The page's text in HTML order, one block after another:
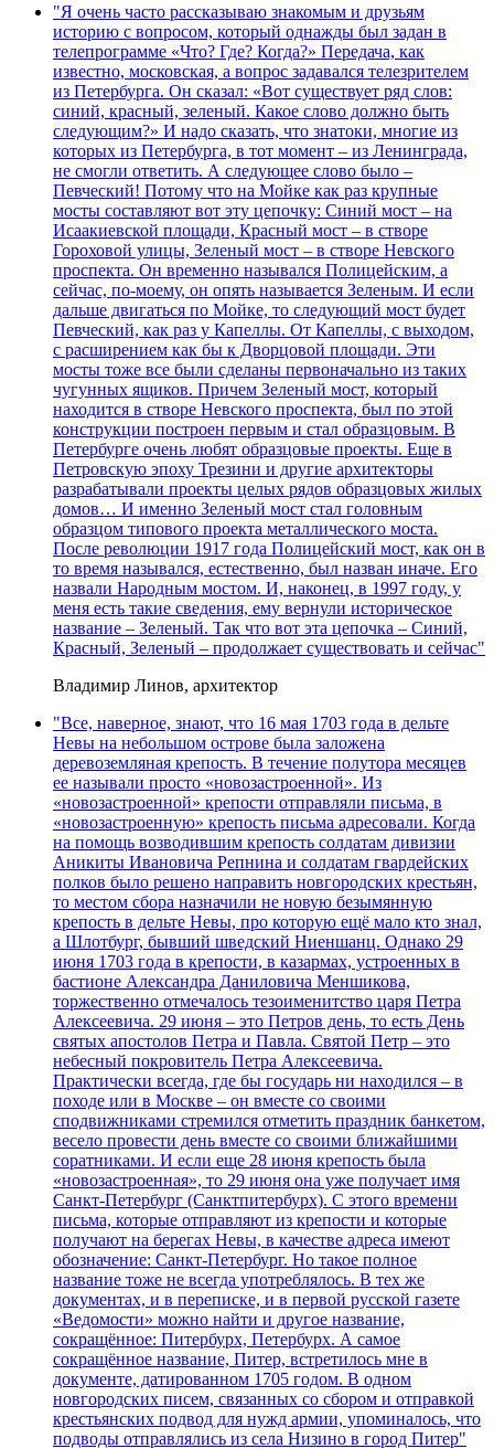
"Я очень часто рассказываю знакомым и друзьям
историю с вопросом, который однажды был задан в
телепрограмме «Что? Где? Когда?» Передача, как
известно, московская, а вопрос задавался телезрителем
из Петербурга. Он сказал: «Вот существует ряд слов:
синий, красный, зеленый. Какое слово должно быть
следующим?» И надо сказать, что знатоки, многие из
которых из Петербурга, в тот момент – из Ленинграда,
не смогли ответить. А следующее слово было –
Певческий! Потому что на Мойке как раз крупные
мосты составляют вот эту цепочку: Синий мост – на
Исаакиевской площади, Красный мост – в створе
Гороховой улицы, Зеленый мост – в створе Невского
проспекта. Он временно назывался Полицейским, а
сейчас, по-моему, он опять называется Зеленым. И если
дальше двигаться по Мойке, то следующий мост будет
Певческий, как раз у Капеллы. От Капеллы, с выходом,
с расширением как бы к Дворцовой площади. Эти
мосты тоже все были сделаны первоначально из таких
чугунных ящиков. Причем Зеленый мост, который
находится в створе Невского проспекта, был по этой
конструкции построен первым и стал образцовым. В
Петербурге очень любят образцовые проекты. Еще в
Петровскую эпоху Трезини и другие архитекторы
разрабатывали проекты целых рядов образцовых жилых
домов… И именно Зеленый мост стал головным
образцом типового проекта металлического моста.
После революции 1917 года Полицейский мост, как он в
то время назывался, естественно, был назван иначе. Его
назвали Народным мостом. И, наконец, в 1997 году, у
меня есть такие сведения, ему вернули историческое
название – Зеленый. Так что вот эта цепочка – Синий,
Красный, Зеленый – продолжает существовать и сейчас"
Владимир Линов, архитектор
"Все, наверное, знают, что 16 мая 1703 года в дельте
Невы на небольшом острове была заложена
деревоземляная крепость. В течение полутора месяцев
ее называли просто «новозастроенной». Из
«новозастроенной» крепости отправляли письма, в
«новозастроенную» крепость письма адресовали. Когда
на помощь возводившим крепость солдатам дивизии
Аникиты Ивановича Репнина и солдатам гвардейских
полков было решено направить новгородских крестьян,
то местом сбора назначили не новую безымянную
крепость в дельте Невы, про которую ещё мало кто знал,
а Шлотбург, бывший шведский Ниеншанц. Однако 29
июня 1703 года в крепости, в казармах, устроенных в
бастионе Александра Даниловича Меншикова,
торжественно отмечалось тезоименитство царя Петра
Алексеевича. 29 июня – это Петров день, то есть День
святых апостолов Петра и Павла. Святой Петр – это
небесный покровитель Петра Алексеевича.
Практически всегда, где бы государь ни находился – в
походе или в Москве – он вместе со своими
сподвижниками стремился отметить праздник банкетом,
весело провести день вместе со своими ближайшими
соратниками. И если еще 28 июня крепость была
«новозастроенная», то 29 июня она уже получает имя
Санкт-Петербург (Санктпитербурх). С этого времени
письма, которые отправляют из крепости и которые
получают на берегах Невы, в качестве адреса имеют
обозначение: Санкт-Петербург. Но такое полное
название тоже не всегда употреблялось. В тех же
документах, и в переписке, и в первой русской газете
«Ведомости» можно найти и другое название,
сокращённое: Питербурх, Петербурх. А самое
сокращённое название, Питер, встретилось мне в
документе, датированном 1705 годом. В одном
новгородских писем, связанных со сбором и отправкой
крестьянских подвод для нужд армии, упоминалось, что
подводы отправлялись из села Низино в город Питер"